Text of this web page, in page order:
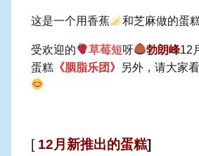
这是一个用香蕉 和芝麻做的蛋
受欢迎的 草莓短呀 勃朗峰12
蛋糕 《胭脂乐团》 另外，请大家
[12月新推出的蛋糕]